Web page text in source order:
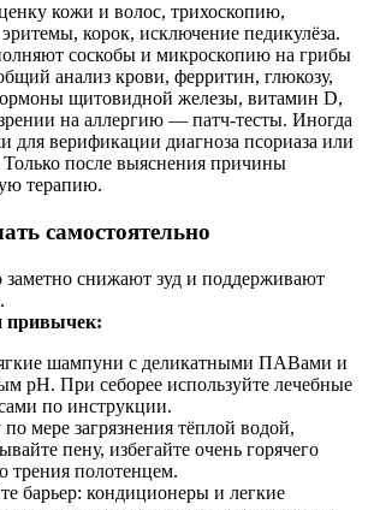
кожи и волос, трихоскопию,
корок, исключение педикулёза.
соскобы и микроскопию на грибы
анализ крови, ферритин, глюкозу,
щитовидной железы, витамин D,
на аллергию — патч‑тесты. Иногда
для верификации диагноза псориаза или
Только после выяснения причины
терапию.
самостоятельно
заметно снижают зуд и поддерживают
привычек:
шампуни с деликатными ПАВами и
pH. При себорее используйте лечебные
по инструкции.
мере загрязнения тёплой водой,
пену, избегайте очень горячего
трения полотенцем.
барьер: кондиционеры и легкие